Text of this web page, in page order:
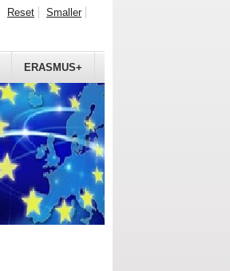
ERASMUS+
Reset Smaller